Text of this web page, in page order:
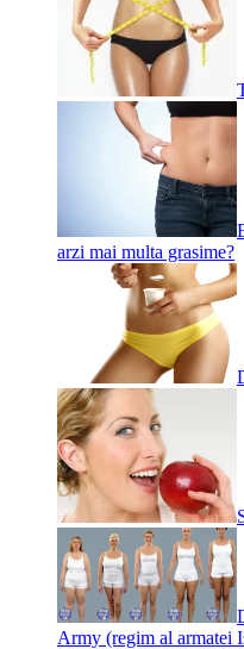
arzi mai multa grasime?
Army (regim al armatei